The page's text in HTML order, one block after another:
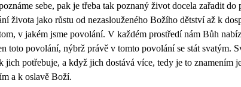
sebe, pak je třeba tak poznaný život docela zařadit
života jako růstu od nezaslouženého Božího dětství až k
v jakém jsme povolání. V každém prostředí nám Bůh
toto povolání, nýbrž právě v tomto povolání se stát svatým.
jich potřebuje, a když jich dostává více, tedy je to znamením
a k oslavě Boží.